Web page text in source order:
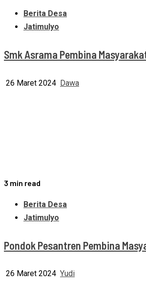
Berita Desa
Jatimulyo
Smk Asrama Pembina
26 Maret 2024 Dawa
3 min read
Berita Desa
Jatimulyo
Pondok Pesantren Pembina
26 Maret 2024 Yudi